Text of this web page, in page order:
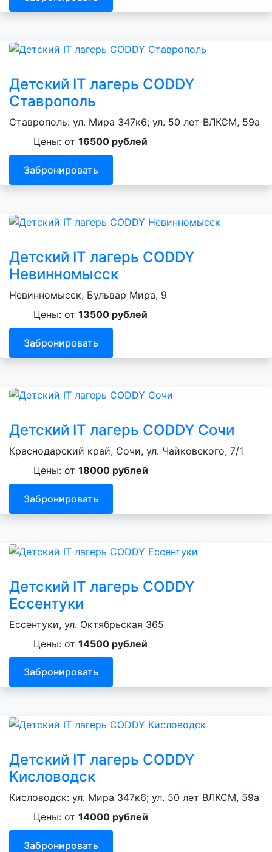
Детский IT лагерь CODDY
Ставрополь
Ставрополь: ул. Мира 347к6; ул. 50 лет ВЛКСМ, 59а
Цены: от 16500 рублей
Забронировать
Детский IT лагерь CODDY
Невинномысск
Невинномысск, Бульвар Мира, 9
Цены: от 13500 рублей
Забронировать
Детский IT лагерь CODDY Сочи
Краснодарский край, Сочи, ул. Чайковского, 7/1
Цены: от 18000 рублей
Забронировать
Детский IT лагерь CODDY
Ессентуки
Ессентуки, ул. Октябрьская 365
Цены: от 14500 рублей
Забронировать
Детский IT лагерь CODDY
Кисловодск
Кисловодск: ул. Мира 347к6; ул. 50 лет ВЛКСМ, 59а
Цены: от 14000 рублей
Забронировать